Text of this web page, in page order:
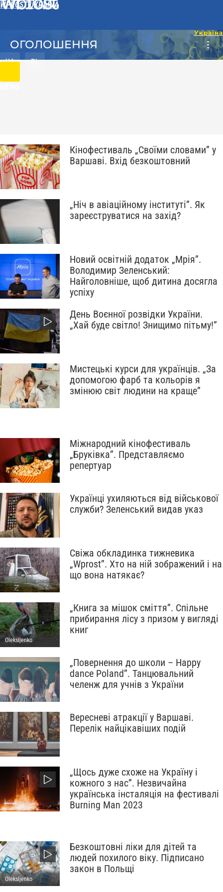
WPROST UKRAINA
UA PL
ОГОЛОШЕННЯ
Кінофестиваль „Своїми словами” у
Варшаві. Вхід безкоштовний
„Ніч в авіаційному інституті”. Як
зареєструватися на захід?
Новий освітній додаток „Мрія”.
Володимир Зеленський:
Найголовніше, щоб дитина досягла
успіху
День Воєнної розвідки України.
„Хай буде світло! Знищимо пітьму!”
Мистецькі курси для українців. „За
допомогою фарб та кольорів я
змінюю світ людини на краще”
Міжнародний кінофестиваль
„Бруківка”. Представляємо
репертуар
Українці ухиляються від військової
служби? Зеленський видав указ
Свіжа обкладинка тижневика
„Wprost”. Хто на ній зображений і на
що вона натякає?
Oleksijenko
„Книга за мішок сміття”. Спільне
прибирання лісу з призом у вигляді
книг
„Повернення до школи – Happy
dance Poland”. Танцювальний
челенж для учнів з України
Вересневі атракції у Варшаві.
Перелік найцікавіших подій
„Щось дуже схоже на Україну і
кожного з нас”. Незвичайна
українська інсталяція на фестивалі
Burning Man 2023
Oleksijenko
Безкоштовні ліки для дітей та
людей похилого віку. Підписано
закон в Польщі